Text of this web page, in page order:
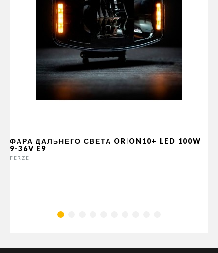
ФАРА ДАЛЬНЕГО СВЕТА ORION10+ LED 100W
9-36V E9
FERZE